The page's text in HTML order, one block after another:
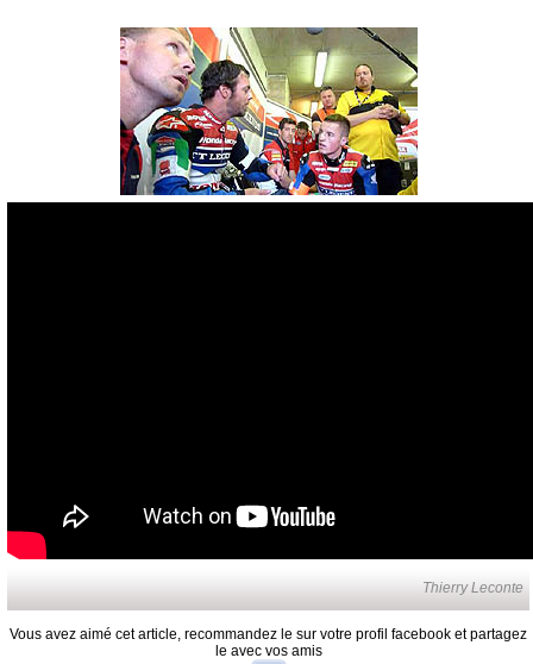
Thierry Leconte
Vous avez aimé cet article, recommandez le sur votre profil facebook et partagez
le avec vos amis